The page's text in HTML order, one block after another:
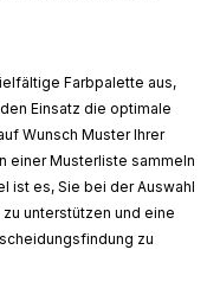
Farbpalette aus,
Einsatz die optimale
Wunsch Muster Ihrer
einer Musterliste sammeln
ist es, Sie bei der Auswahl
unterstützen und eine
zu